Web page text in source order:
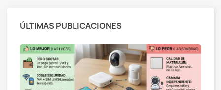
ÚLTIMAS PUBLICACIONES